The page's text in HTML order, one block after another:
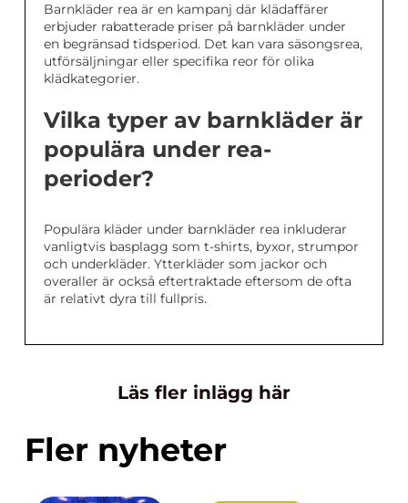
Barnkläder rea är en kampanj där klädaffärer
erbjuder rabatterade priser på barnkläder under
en begränsad tidsperiod. Det kan vara säsongsrea,
utförsäljningar eller specifika reor för olika
klädkategorier.
Vilka typer av barnkläder är
populära under rea-
perioder?
Populära kläder under barnkläder rea inkluderar
vanligtvis basplagg som t-shirts, byxor, strumpor
och underkläder. Ytterkläder som jackor och
overaller är också eftertraktade eftersom de ofta
är relativt dyra till fullpris.
Läs fler inlägg här
Fler nyheter